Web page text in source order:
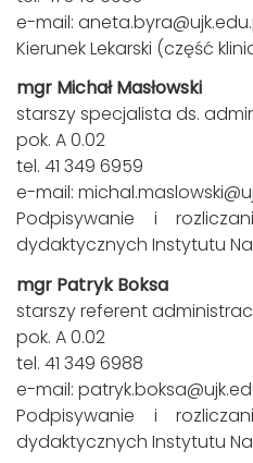
e-mail:
Kierunek Lekarski (część
mgr Michał Masłowski
starszy specjalista ds.
pok. A 0.02
tel. 41 349 6959
e-mail:
Podpisywanie i
dydaktycznych Instytutu
mgr Patryk Boksa
starszy referent
pok. A 0.02
tel. 41 349 6988
e-mail:
Podpisywanie i
dydaktycznych Instytutu